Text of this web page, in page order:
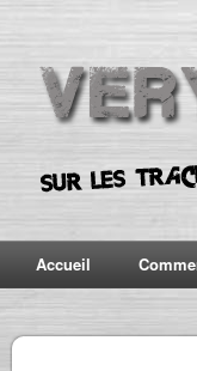
Accueil